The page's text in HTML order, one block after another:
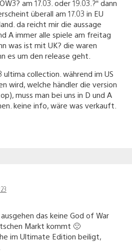
am 17.03. oder 19.03.?“ dann
überall am 17.03 in EU
da reicht mir die aussage
A immer alle spiele am freitag
was ist mit UK? die waren
es um den release geht.
ultima collection. während im US
wird, welche händler die version
muss man bei uns in D und A
keine info, wäre was verkauft.
das keine God of War
Markt kommt 🙁
im Ultimate Edition beiligt,